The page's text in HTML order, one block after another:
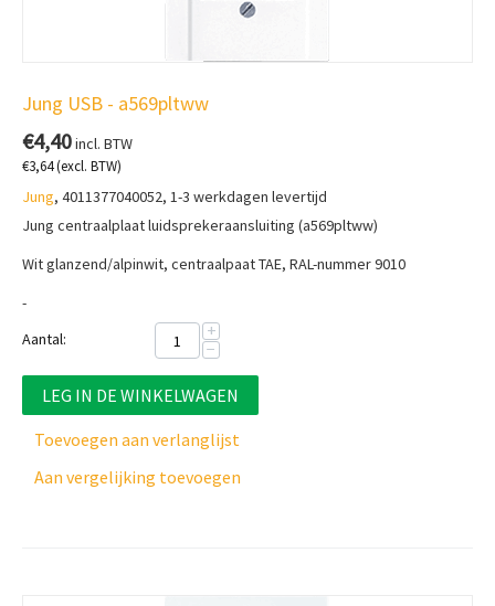
Jung USB - a569pltww
€4,40incl. BTW
€3,64(excl. BTW)
Jung, 4011377040052, 1-3 werkdagen levertijd
Jung centraalplaat luidsprekeraansluiting (a569pltww)
Wit glanzend/alpinwit, centraalpaat TAE, RAL-nummer 9010
-
Aantal:
+
−
LEG IN DE WINKELWAGEN
Toevoegen aan verlanglijst
Aan vergelijking toevoegen